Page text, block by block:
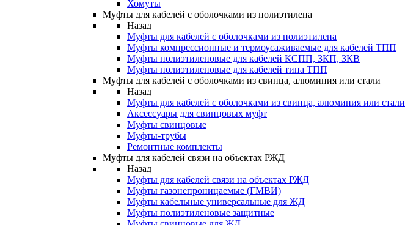
Хомуты
Муфты для кабелей с оболочками из полиэтилена
Назад
Муфты для кабелей с оболочками из полиэтилена
Муфты компрессионные и термоусаживаемые для кабелей ТПП
Муфты полиэтиленовые для кабелей КСПП, ЗКП, ЗКВ
Муфты полиэтиленовые для кабелей типа ТПП
Муфты для кабелей с оболочками из свинца, алюминия или стали
Назад
Муфты для кабелей с оболочками из свинца, алюминия или стали
Аксессуары для свинцовых муфт
Муфты свинцовые
Муфты-трубы
Ремонтные комплекты
Муфты для кабелей связи на объектах РЖД
Назад
Муфты для кабелей связи на объектах РЖД
Муфты газонепроницаемые (ГМВИ)
Муфты кабельные универсальные для ЖД
Муфты полиэтиленовые защитные